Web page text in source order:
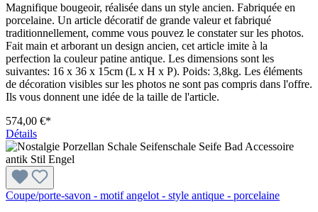
Magnifique bougeoir, réalisée dans un style ancien. Fabriquée en
porcelaine. Un article décoratif de grande valeur et fabriqué
traditionnellement, comme vous pouvez le constater sur les photos.
Fait main et arborant un design ancien, cet article imite à la
perfection la couleur patine antique. Les dimensions sont les
suivantes: 16 x 36 x 15cm (L x H x P). Poids: 3,8kg. Les éléments
de décoration visibles sur les photos ne sont pas compris dans l'offre.
Ils vous donnent une idée de la taille de l'article.
574,00 €*
Détails
Coupe/porte-savon - motif angelot - style antique - porcelaine